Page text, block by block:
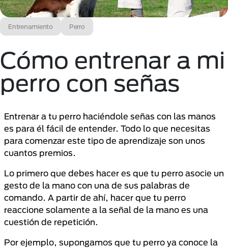
Entrenamiento Perro
Cómo entrenar a mi
perro con señas
Entrenar a tu perro haciéndole señas con las manos
es para él fácil de entender. Todo lo que necesitas
para comenzar este tipo de aprendizaje son unos
cuantos premios.
Lo primero que debes hacer es que tu perro asocie un
gesto de la mano con una de sus palabras de
comando. A partir de ahí, hacer que tu perro
reaccione solamente a la señal de la mano es una
cuestión de repetición.
Por ejemplo, supongamos que tu perro ya conoce la